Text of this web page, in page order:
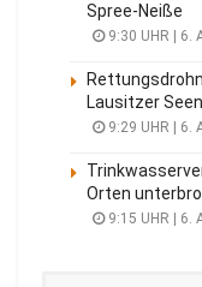
Spree-Neiße
9:30 UHR | 6.
Lausitzer
9:29 UHR | 6.
Orten
9:15 UHR | 6.